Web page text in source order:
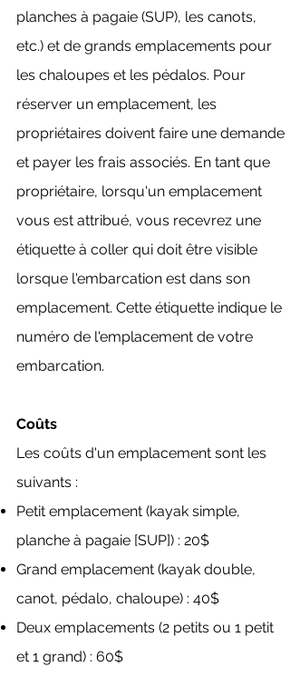
planches à pagaie (SUP), les canots,
etc.) et de grands emplacements pour
les chaloupes et les pédalos. Pour
réserver un emplacement, les
propriétaires doivent faire une demande
et payer les frais associés. En tant que
propriétaire, lorsqu'un emplacement
vous est attribué, vous recevrez une
étiquette à coller qui doit être visible
lorsque l'embarcation est dans son
emplacement. Cette étiquette indique le
numéro de l'emplacement de votre
embarcation.
Coûts
Les coûts d'un emplacement sont les
suivants :
Petit emplacement (kayak simple,
planche à pagaie [SUP]) : 20$
Grand emplacement (kayak double,
canot, pédalo, chaloupe) : 40$
Deux emplacements (2 petits ou 1 petit
et 1 grand) : 60$